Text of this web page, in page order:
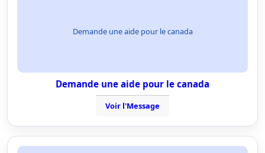
Demande une aide pour le canada
Demande une aide pour le canada
Voir l'Message